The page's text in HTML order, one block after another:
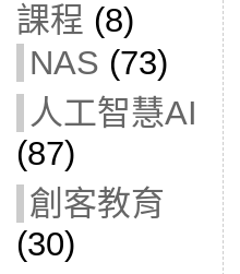
課程 (8)
NAS (73)
人工智慧AI
(87)
創客教育
(30)